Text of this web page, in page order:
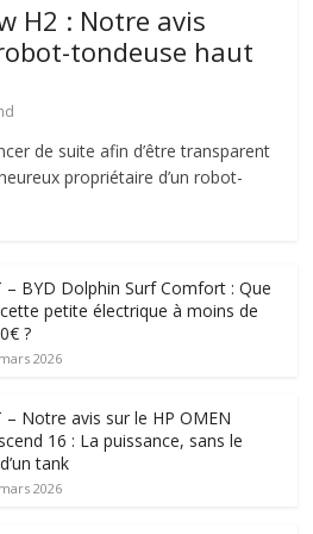
H2 : Notre avis
tondeuse haut
de suite afin d’être transparent
propriétaire d’un robot-
– BYD Dolphin Surf Comfort : Que
petite électrique à moins de
?
2026
– Notre avis sur le HP OMEN
16 : La puissance, sans le
tank
2026